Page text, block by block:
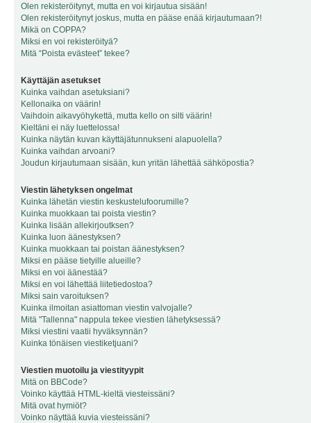
Olen rekisteröitynyt, mutta en voi kirjautua sisään!
Olen rekisteröitynyt joskus, mutta en pääse enää kirjautumaan?!
Mikä on COPPA?
Miksi en voi rekisteröityä?
Mitä “Poista evästeet” tekee?
Käyttäjän asetukset
Kuinka vaihdan asetuksiani?
Kellonaika on väärin!
Vaihdoin aikavyöhykettä, mutta kello on silti väärin!
Kieltäni ei näy luettelossa!
Kuinka näytän kuvan käyttäjätunnukseni alapuolella?
Kuinka vaihdan arvoani?
Joudun kirjautumaan sisään, kun yritän lähettää sähköpostia?
Viestin lähetyksen ongelmat
Kuinka lähetän viestin keskustelufoorumille?
Kuinka muokkaan tai poista viestin?
Kuinka lisään allekirjoutksen?
Kuinka luon äänestyksen?
Kuinka muokkaan tai poistan äänestyksen?
Miksi en pääse tietyille alueille?
Miksi en voi äänestää?
Miksi en voi lähettää liitetiedostoa?
Miksi sain varoituksen?
Kuinka ilmoitan asiattoman viestin valvojalle?
Mitä "Tallenna" nappula tekee viestien lähetyksessä?
Miksi viestini vaatii hyväksynnän?
Kuinka tönäisen viestiketjuani?
Viestien muotoilu ja viestityypit
Mitä on BBCode?
Voinko käyttää HTML-kieltä viesteissäni?
Mitä ovat hymiöt?
Voinko näyttää kuvia viesteissäni?